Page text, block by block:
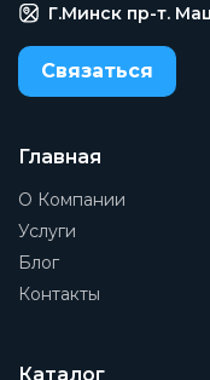
Механическая
Тип
Клапан
Y
Присоединение
3/8
Присоединение
3/8
Сжатый воздух,
Г.Минск пр-т.
Связаться
Главная
О Компании
Услуги
Блог
Контакты
Каталог